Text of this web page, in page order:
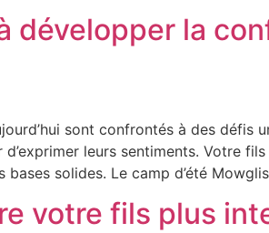
développer la
sont confrontés à des défis
leurs sentiments. Votre
bases solides. Le camp d’été
votre fils plus